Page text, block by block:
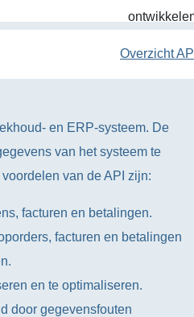
Overzicht
en ERP-systeem. De
van het systeem te
van de API zijn:
facturen en betalingen.
facturen en betalingen
en te optimaliseren.
door gegevensfouten